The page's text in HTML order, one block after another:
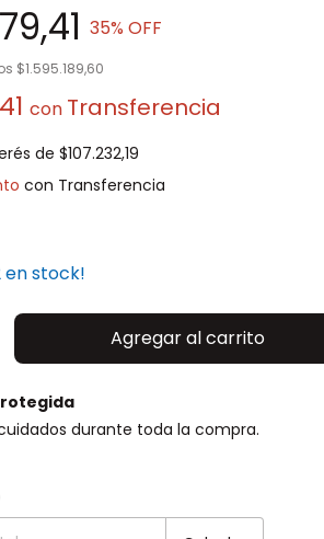
35% OFF
$1.595.189,60
con
de $107.232,19
en stock!
durante toda la compra.